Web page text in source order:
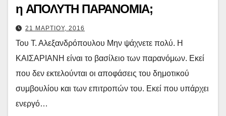
η ΑΠΟΛΥΤΗ ΠΑΡΑΝΟΜΙΑ;
21 ΜΑΡΤΙΟΥ, 2016
Του Τ. Αλεξανδρόπουλου Μην ψάχνετε πολύ. Η
ΚΑΙΣΑΡΙΑΝΗ είναι το βασίλειο των παρανόμων. Εκεί
που δεν εκτελούνται οι αποφάσεις του δημοτικού
συμβουλίου και των επιτροπών του. Εκεί που υπάρχει
ενεργό…